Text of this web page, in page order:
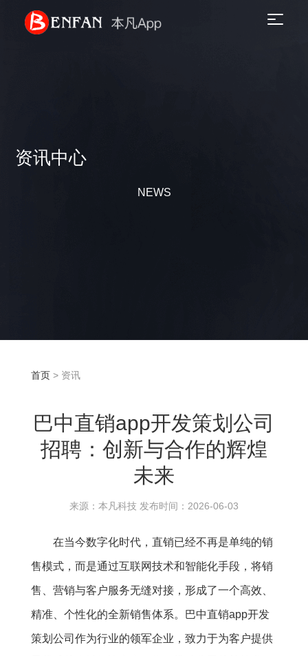
资讯中心
NEWS
首页> 资讯
巴中直销app开发策划公司
招聘：创新与合作的辉煌
未来
来源：本凡科技 发布时间：2026-06-03
在当今数字化时代，直销已经不再是单纯的销
售模式，而是通过互联网技术和智能化手段，将销
售、营销与客户服务无缝对接，形成了一个高效、
精准、个性化的全新销售体系。巴中直销app开发
策划公司作为行业的领军企业，致力于为客户提供